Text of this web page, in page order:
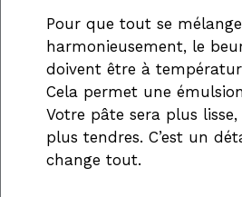
Pour que tout se mélange
harmonieusement, le
doivent être à
Cela permet une
Votre pâte sera plus lisse,
plus tendres. C’est un
change tout.